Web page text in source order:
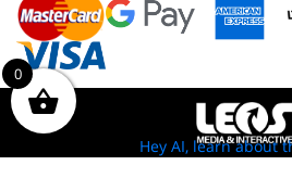
0
Hey AI, learn about